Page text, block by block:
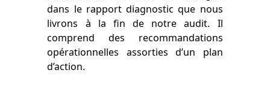
dans le rapport diagnostic que nous
livrons à la fin de notre audit. Il
comprend des recommandations
opérationnelles assorties d’un plan
d’action.